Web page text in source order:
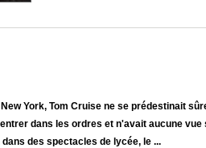
York, Tom Cruise ne se prédestinait
dans les ordres et n'avait aucune
des spectacles de lycée, le ...